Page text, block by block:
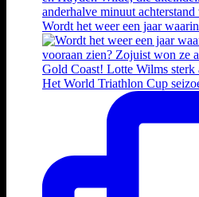
Wordt het weer een jaar
Het World Triathlon Cup